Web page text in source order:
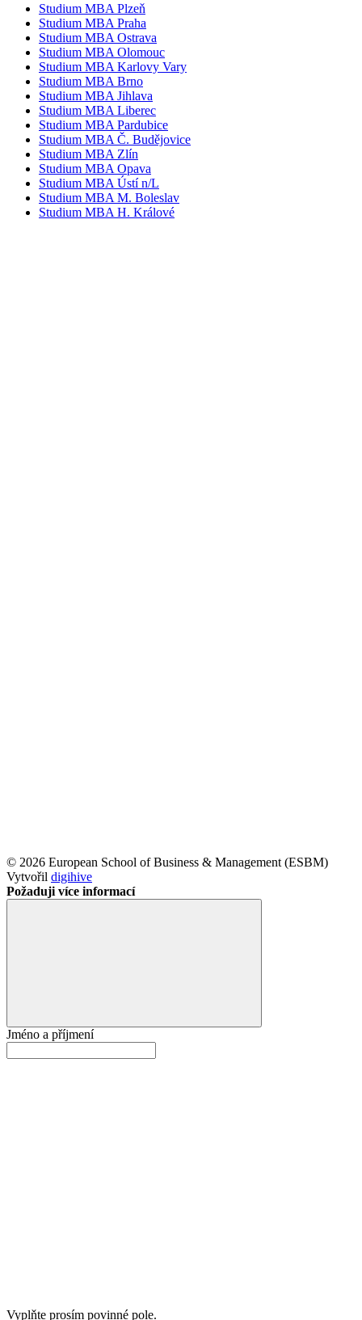
Studium MBA Plzeň
Studium MBA Praha
Studium MBA Ostrava
Studium MBA Olomouc
Studium MBA Karlovy Vary
Studium MBA Brno
Studium MBA Jihlava
Studium MBA Liberec
Studium MBA Pardubice
Studium MBA Č. Budějovice
Studium MBA Zlín
Studium MBA Opava
Studium MBA Ústí n/L
Studium MBA M. Boleslav
Studium MBA H. Králové
© 2026 European School of Business & Management (ESBM)
Vytvořil digihive
Požaduji více informací
Jméno a příjmení
Vyplňte prosím povinné pole.